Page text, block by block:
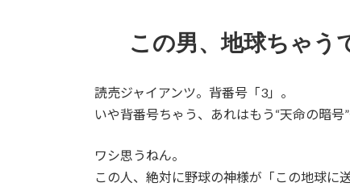
この男、地球ちゃう
読売ジャイアンツ。背番号「3」。
いや背番号ちゃう、あれはもう“天命の暗号”
ワシ思うねん。
この人、絶対に野球の神様が「この地球に